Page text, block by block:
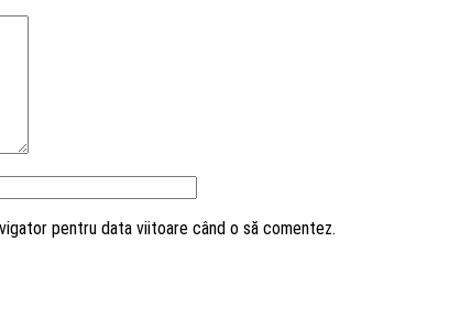
pentru data viitoare când o să comentez.